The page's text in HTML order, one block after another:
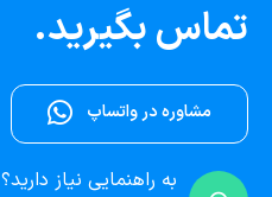
تماس بگیرید.
مشاوره در واتساپ
به راهنمایی نیاز دارید؟